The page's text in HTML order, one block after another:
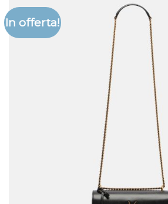
In offerta!